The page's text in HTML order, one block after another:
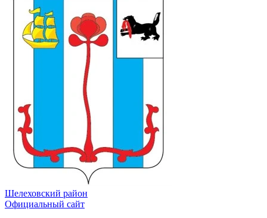
Шелеховский район
Официальный сайт